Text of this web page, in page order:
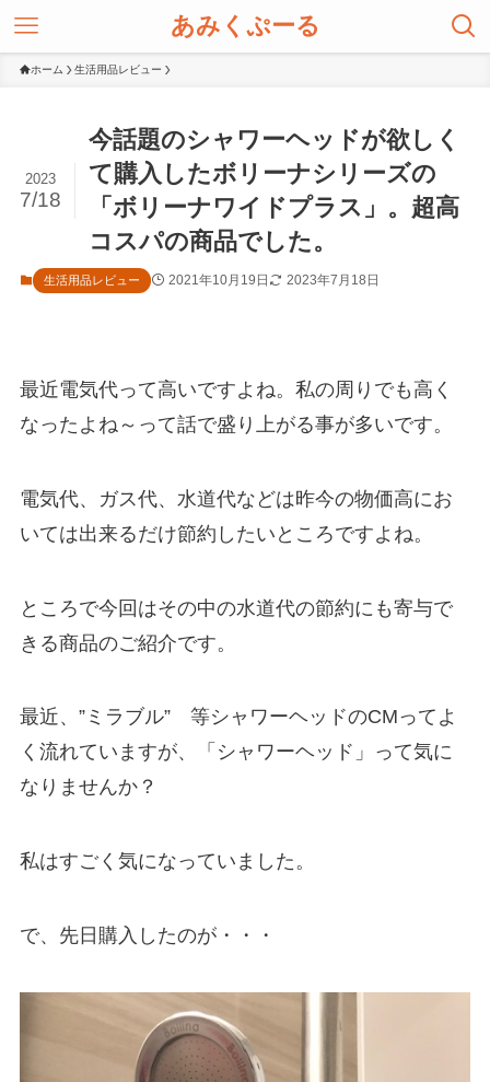
あみくぷーる
ホーム 生活用品レビュー
今話題のシャワーヘッドが欲しく
て購入したボリーナシリーズの
「ボリーナワイドプラス」。超高
コスパの商品でした。
2023
7/18
生活用品レビュー 2021年10月19日 2023年7月18日
最近電気代って高いですよね。私の周りでも高く
なったよね～って話で盛り上がる事が多いです。
電気代、ガス代、水道代などは昨今の物価高にお
いては出来るだけ節約したいところですよね。
ところで今回はその中の水道代の節約にも寄与で
きる商品のご紹介です。
最近、”ミラブル” 等シャワーヘッドのCMってよ
く流れていますが、「シャワーヘッド」って気に
なりませんか？
私はすごく気になっていました。
で、先日購入したのが・・・